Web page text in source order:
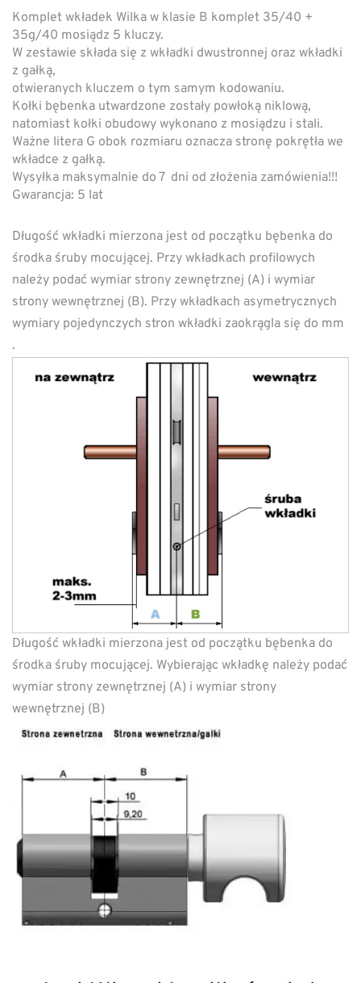
Komplet wkładek Wilka w klasie B komplet 35/40 +
35g/40 mosiądz 5 kluczy.
W zestawie składa się z wkładki dwustronnej oraz wkładki
z gałką,
otwieranych kluczem o tym samym kodowaniu.
Kołki bębenka utwardzone zostały powłoką niklową,
natomiast kołki obudowy wykonano z mosiądzu i stali.
Ważne litera G obok rozmiaru oznacza stronę pokrętła we
wkładce z gałką.
Wysyłka maksymalnie do 7 dni od złożenia zamówienia!!!
Gwarancja: 5 lat
Długość wkładki mierzona jest od początku bębenka do
środka śruby mocującej. Przy wkładkach profilowych
należy podać wymiar strony zewnętrznej (A) i wymiar
strony wewnętrznej (B). Przy wkładkach asymetrycznych
wymiary pojedynczych stron wkładki zaokrągla się do mm
.
Długość wkładki mierzona jest od początku bębenka do
środka śruby mocującej. Wybierając wkładkę należy podać
wymiar strony zewnętrznej (A) i wymiar strony
wewnętrznej (B)